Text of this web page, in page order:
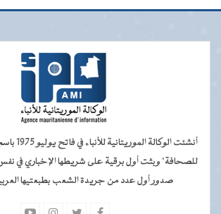
أنشئت
للصحافة" وبثت أول برقية على شريطها الإخباري في نفس
صدور أول عدد من جريدة الشعب بطبعتيها